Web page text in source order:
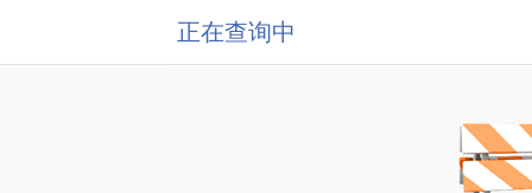
正在查询中